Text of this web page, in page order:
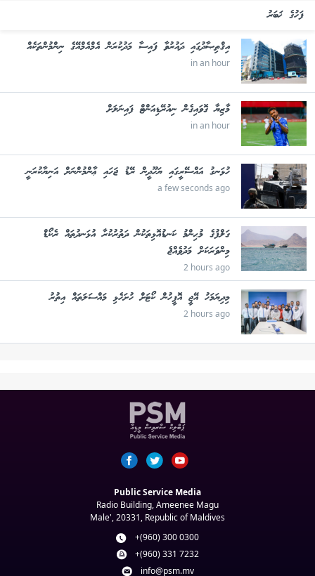
ފަހުގެ ޚަބަރު
އިޤްތިޞާދުގައި ދައުރުވާ ފައިސާ މަދުކުރަން އެމްއެމްއޭގެ ނިންމުންތަކެއް
in an hour
މާޒިޔާ ގޮވައިގެން ނިއުރޭޑިއަންޓް ފައިނަލަށް
in an hour
ހުޅަނގު އައްސޭރީގައި ޔަހޫދީން ރޭޑު ޖަހައި ޢާންމުންނަށް އަނިޔާކުރަނީ
a few seconds ago
ގަލްފުގެ މުޙިންމު ކަނޑުއޮޅިތަކުން ދަތުރުކުރާ އުޅަނދުތައް ރެކޯޑް
މިންވަރަކަށް މަދުވެއްޖެ
2 hours ago
މިދިޔަމަހު އޭޖީ އޮފީހުން ކޯޓަށް ހުށަހެޅި މައްސަލަތައް އިތުރު
2 hours ago
Public Service Media
Radio Building, Ameenee Magu
Male', 20331, Republic of Maldives
+(960) 300 0300
+(960) 331 7232
info@psm.mv